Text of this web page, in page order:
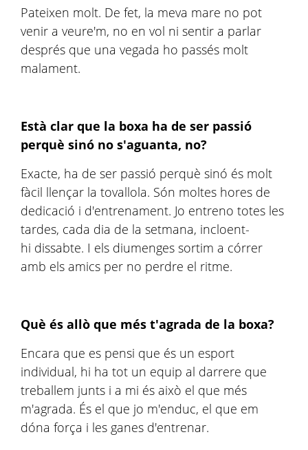
Pateixen molt. De fet, la meva mare no pot
venir a veure'm, no en vol ni sentir a parlar
després que una vegada ho passés molt
malament.
Està clar que la boxa ha de ser passió
perquè sinó no s'aguanta, no?
Exacte, ha de ser passió perquè sinó és molt
fàcil llençar la tovallola. Són moltes hores de
dedicació i d'entrenament. Jo entreno totes les
tardes, cada dia de la setmana, incloent-
hi dissabte. I els diumenges sortim a córrer
amb els amics per no perdre el ritme.
Què és allò que més t'agrada de la boxa?
Encara que es pensi que és un esport
individual, hi ha tot un equip al darrere que
treballem junts i a mi és això el que més
m'agrada. És el que jo m'enduc, el que em
dóna força i les ganes d'entrenar.